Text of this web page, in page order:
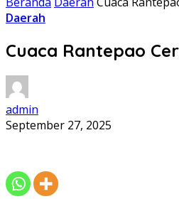
Daerah
Cuaca Rantepao
admin
September 27, 2025